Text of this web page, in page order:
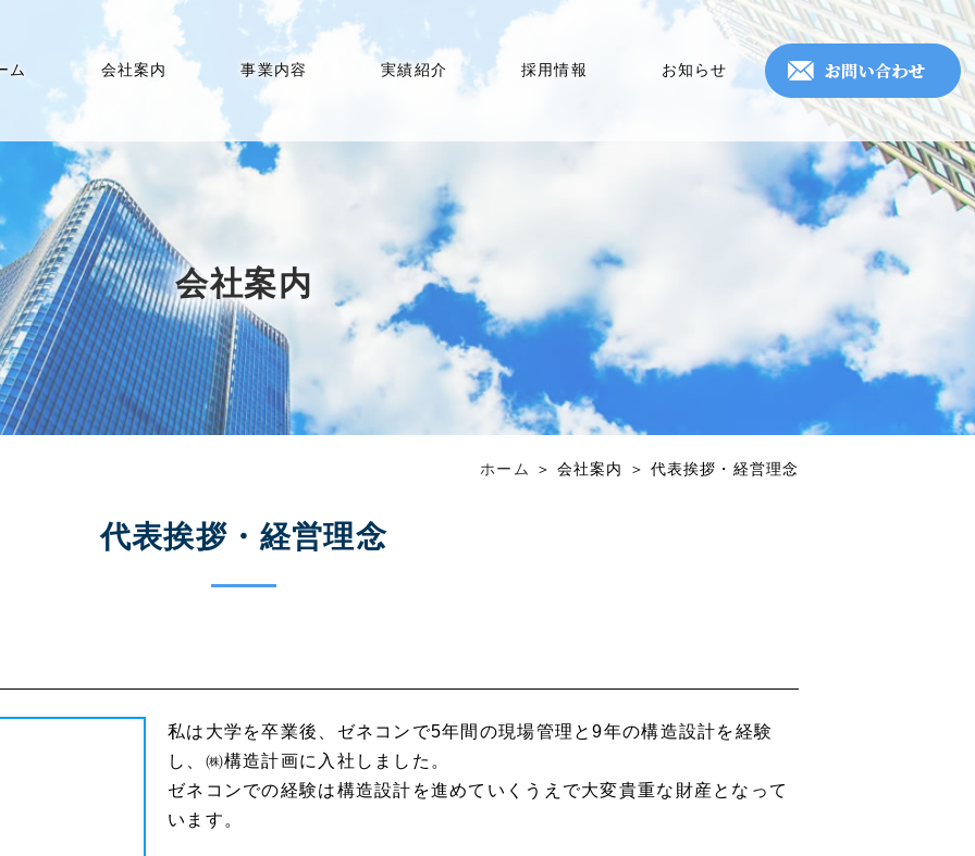
ム 会社案内 事業内容 実績紹介 採用情報 お知らせ
会社案内
ホーム ＞ 会社案内 ＞ 代表挨拶・経営理念
代表挨拶・経営理念
私は大学を卒業後、ゼネコンで5年間の現場管理と9年の構造設計を経験
し、㈱構造計画に入社しました。
ゼネコンでの経験は構造設計を進めていくうえで大変貴重な財産となって
います。